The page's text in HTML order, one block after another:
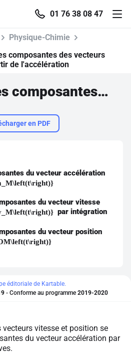
01 76 38 08 47
de 10 contenus offerts.
Physique-Chimie
composantes des vecteurs
de l'accélération
Déterminer les composantes des vecteurs vitesse et position à partir de l'accélération
en PDF
du vecteur accélération
du vecteur vitesse
par intégration
du vecteur position
éditoriale de Kartable.
- Conforme au programme 2019-2020
vitesse et position se
du vecteur accélération par